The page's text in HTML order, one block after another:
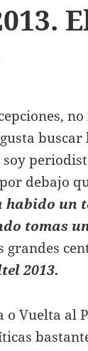
debajo
habido un
tomas
grandes
2013.
Vuelta al